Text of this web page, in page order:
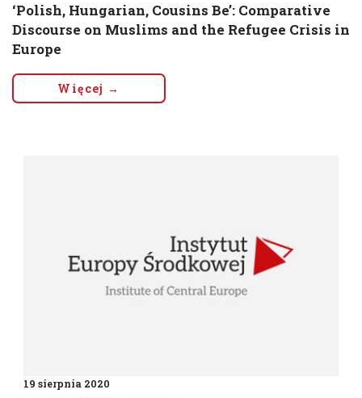
‘Polish, Hungarian, Cousins Be’: Comparative
Discourse on Muslims and the Refugee Crisis in
Europe
Więcej →
19 sierpnia 2020